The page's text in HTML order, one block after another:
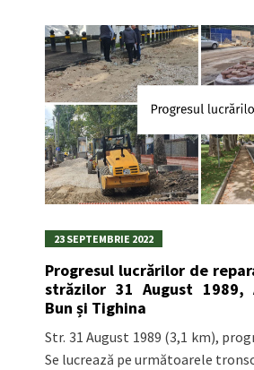
23 SEPTEMBRIE 2022
Progresul lucrărilor de
străzilor 31 August 1989,
Bun și Tighina
Str. 31 August 1989 (3,1 km),
Se lucrează pe următoarele